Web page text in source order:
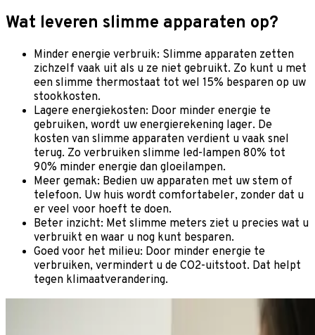
Wat leveren slimme apparaten op?
Minder energie verbruik: Slimme apparaten zetten
zichzelf vaak uit als u ze niet gebruikt. Zo kunt u met
een slimme thermostaat tot wel 15% besparen op uw
stookkosten.
Lagere energiekosten: Door minder energie te
gebruiken, wordt uw energierekening lager. De
kosten van slimme apparaten verdient u vaak snel
terug. Zo verbruiken slimme led-lampen 80% tot
90% minder energie dan gloeilampen.
Meer gemak: Bedien uw apparaten met uw stem of
telefoon. Uw huis wordt comfortabeler, zonder dat u
er veel voor hoeft te doen.
Beter inzicht: Met slimme meters ziet u precies wat u
verbruikt en waar u nog kunt besparen.
Goed voor het milieu: Door minder energie te
verbruiken, vermindert u de CO2-uitstoot. Dat helpt
tegen klimaatverandering.